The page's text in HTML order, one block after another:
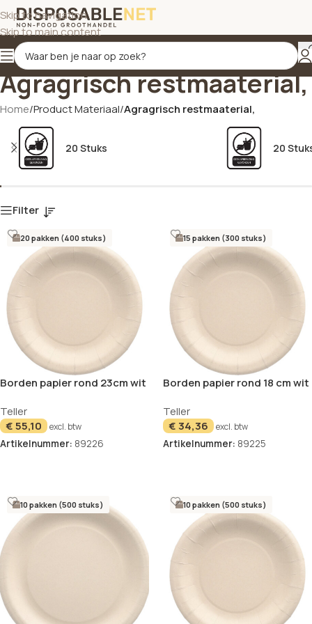
Skip to navigation
Skip to main content
Agragrisch restmaaterial,
Home/Product Materiaal/Agragrisch restmaaterial,
20 Stuks 20
Filter
20 pakken (400 stuks)
Borden papier rond 23cm wit
Teller
€55,10 excl. btw
Artikelnummer: 89226
15 pakken (300 stuks)
Borden papier rond 18 cm wit
Teller
€34,36 excl. btw
Artikelnummer: 89225
10 pakken (500 stuks) 10 pakken (500 stuks)